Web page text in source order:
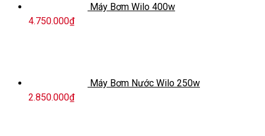
Máy Bơm Wilo 400w
4.750.000₫
Máy Bơm Nước Wilo 250w
2.850.000₫